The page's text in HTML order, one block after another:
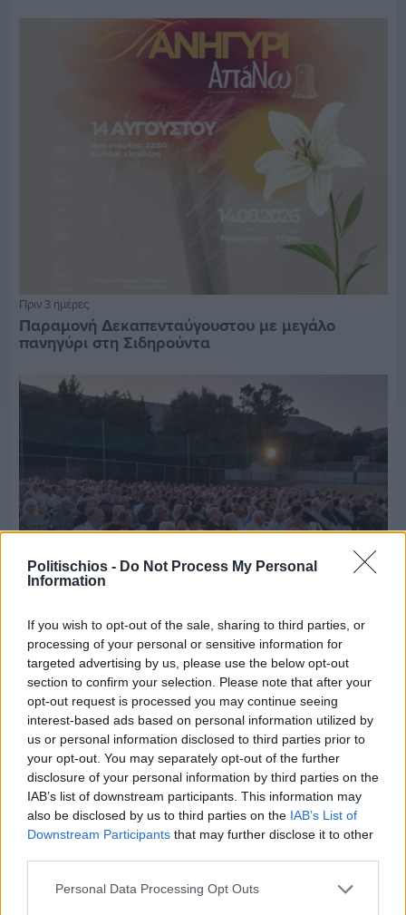
Politischios - Do Not Process My Personal
Information
If you wish to opt-out of the sale, sharing to third parties, or
processing of your personal or sensitive information for
targeted advertising by us, please use the below opt-out
section to confirm your selection. Please note that after your
opt-out request is processed you may continue seeing
interest-based ads based on personal information utilized by
us or personal information disclosed to third parties prior to
your opt-out. You may separately opt-out of the further
disclosure of your personal information by third parties on the
IAB’s list of downstream participants. This information may
also be disclosed by us to third parties on the IAB’s List of
Downstream Participants that may further disclose it to other
Personal Data Processing Opt Outs
Πριν 3 ημέρες
Παραμονή Δεκαπενταύγουστου με μεγάλο
πανηγύρι στη Σιδηρούντα
Πριν 3 ημέρες
70 χρόνια ιστορίας και συγκίνησης για το
Ανδρεάδειο Γυμνάσιο Βροντάδου